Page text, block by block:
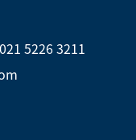
5226 3211